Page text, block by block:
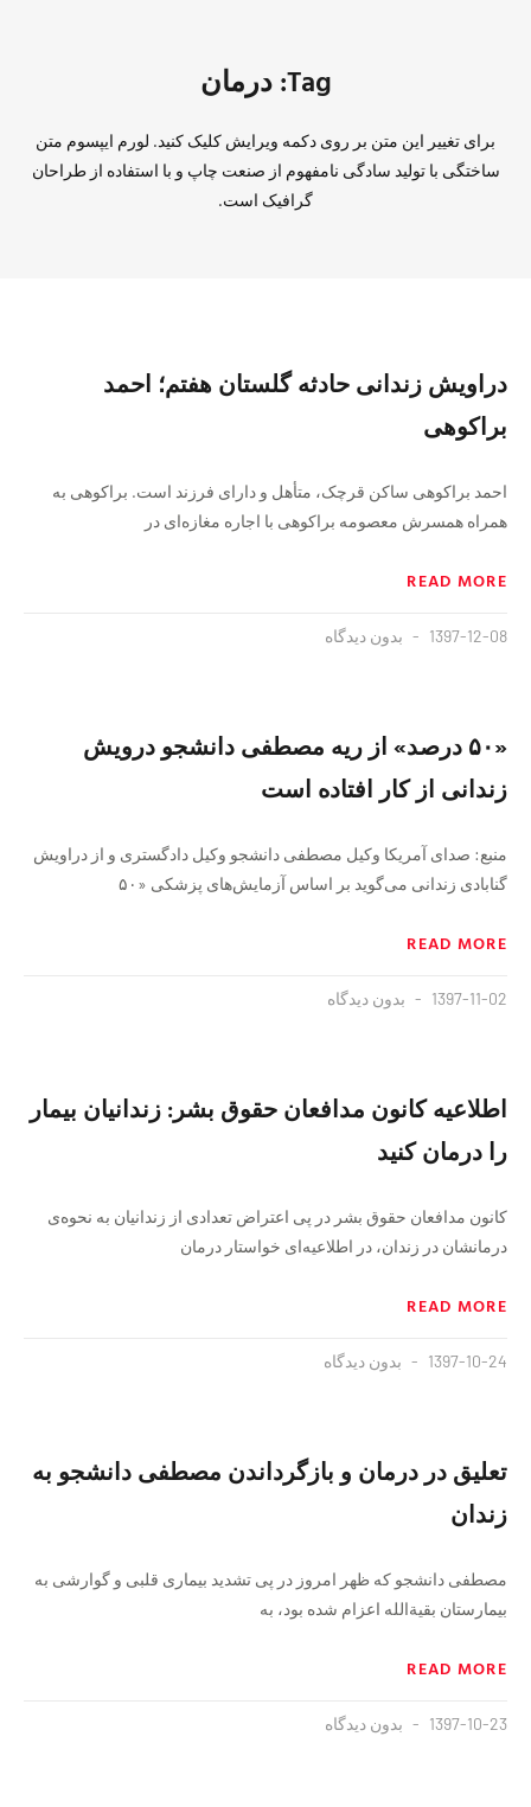
Tag: درمان
برای تغییر این متن بر روی دکمه ویرایش کلیک کنید. لورم ایپسوم متن
ساختگی با تولید سادگی نامفهوم از صنعت چاپ و با استفاده از طراحان
گرافیک است.
دراویش زندانی حادثه گلستان هفتم؛ احمد
براکوهی
احمد براکوهی ساکن قرچک، متأهل و دارای فرزند است. براکوهی به
همراه همسرش معصومه براکوهی با اجاره‌ مغازه‌ای در
READ MORE
1397-12-08 بدون دیدگاه
«۵۰ درصد» از ریه مصطفی دانشجو درویش
زندانی از کار افتاده است
منبع: صدای آمریکا وکیل مصطفی دانشجو وکیل دادگستری و از دراویش
گنابادی زندانی می‌گوید بر اساس آزمایش‌های پزشکی «۵۰
READ MORE
1397-11-02 بدون دیدگاه
اطلاعیه کانون مدافعان حقوق بشر: زندانیان بیمار
را درمان کنید
کانون مدافعان حقوق بشر در پی اعتراض تعدادی از زندانیان به نحوه‌ی
درمانشان در زندان، در اطلاعیه‌ای خواستار درمان
READ MORE
1397-10-24 بدون دیدگاه
تعلیق در درمان و بازگرداندن مصطفی دانشجو به
زندان
مصطفی دانشجو که ظهر امروز در پی تشدید بیماری قلبی و گوارشی به
بیمارستان بقیةالله اعزام شده بود، به
READ MORE
1397-10-23 بدون دیدگاه